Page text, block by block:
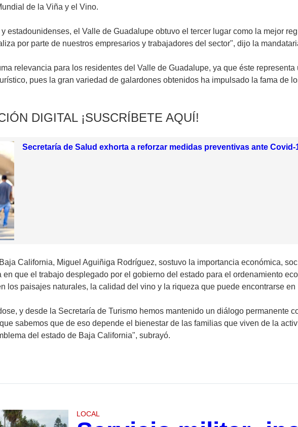
de la Viña y el Vino.
estadounidenses, el Valle de Guadalupe obtuvo el tercer lugar como la mejor
por parte de nuestros empresarios y trabajadores del sector", dijo la
relevancia para los residentes del Valle de Guadalupe, ya que éste
pues la gran variedad de galardones obtenidos ha impulsado la fama de
DIGITAL ¡SUSCRÍBETE AQUÍ!
Secretaría de Salud exhorta a reforzar medidas preventivas ante Covid-
California, Miguel Aguiñiga Rodríguez, sostuvo la importancia económica,
que el trabajo desplegado por el gobierno del estado para el ordenamiento
los paisajes naturales, la calidad del vino y la riqueza que puede encontrarse
y desde la Secretaría de Turismo hemos mantenido un diálogo permanente
sabemos que de eso depende el bienestar de las familias que viven de la
del estado de Baja California", subrayó.
LOCAL